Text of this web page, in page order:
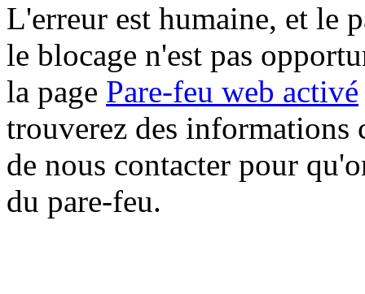
L'erreur est humaine, et le
le blocage n'est pas
la page Pare-feu web activé
trouverez des informations
de nous contacter pour
du pare-feu.